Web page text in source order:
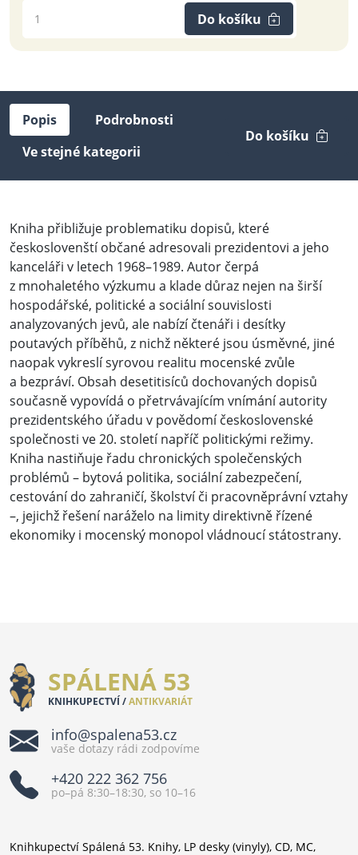
Do košíku
Popis
Podrobnosti
Ve stejné kategorii
Do košíku
Kniha přibližuje problematiku dopisů, které
českoslovenští občané adresovali prezidentovi a jeho
kanceláři v letech 1968–1989. Autor čerpá
z mnohaletého výzkumu a klade důraz nejen na širší
hospodářské, politické a sociální souvislosti
analyzovaných jevů, ale nabízí čtenáři i desítky
poutavých příběhů, z nichž některé jsou úsměvné, jiné
naopak vykreslí syrovou realitu mocenské zvůle
a bezpráví. Obsah desetitisíců dochovaných dopisů
současně vypovídá o přetrvávajícím vnímání autority
prezidentského úřadu v povědomí československé
společnosti ve 20. století napříč politickými režimy.
Kniha nastiňuje řadu chronických společenských
problémů – bytová politika, sociální zabezpečení,
cestování do zahraničí, školství či pracovněprávní vztahy
–, jejichž řešení naráželo na limity direktivně řízené
ekonomiky i mocenský monopol vládnoucí státostrany.
SPÁLENÁ 53
KNIHKUPECTVÍ /ANTIKVARIÁT
info@spalena53.cz
vaše dotazy rádi zodpovíme
+420 222 362 756
po–pá 8:30–18:30, so 10–16
Knihkupectví Spálená 53. Knihy, LP desky (vinyly), CD, MC,